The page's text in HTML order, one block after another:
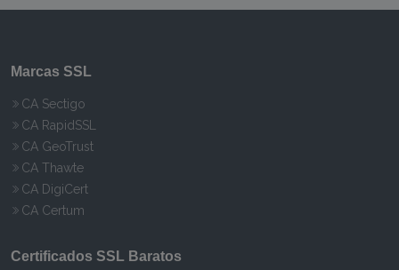
Marcas SSL
CA Sectigo
CA RapidSSL
CA GeoTrust
CA Thawte
CA DigiCert
CA Certum
Certificados SSL Baratos